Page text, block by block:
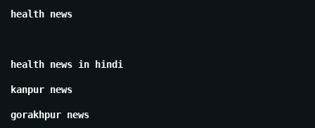
health news
health news in hindi
kanpur news
gorakhpur news